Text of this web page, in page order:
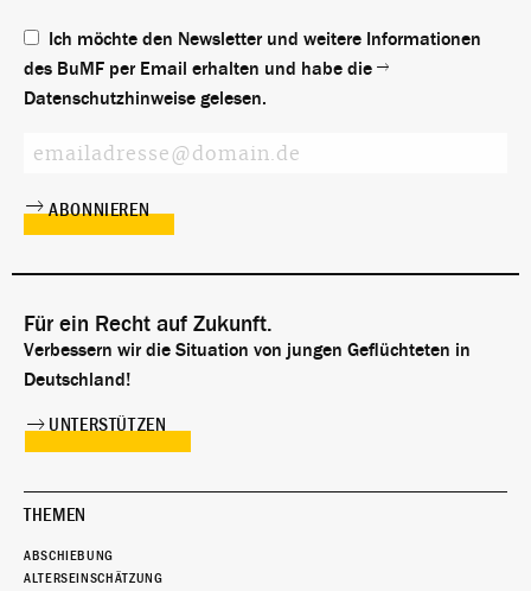
Ich möchte den Newsletter und weitere Informationen
des BuMF per Email erhalten und habe die
Datenschutzhinweise gelesen.
Für ein Recht auf Zukunft.
Verbessern wir die Situation von jungen Geflüchteten in
Deutschland!
UNTERSTÜTZEN
THEMEN
ABSCHIEBUNG
ALTERSEINSCHÄTZUNG